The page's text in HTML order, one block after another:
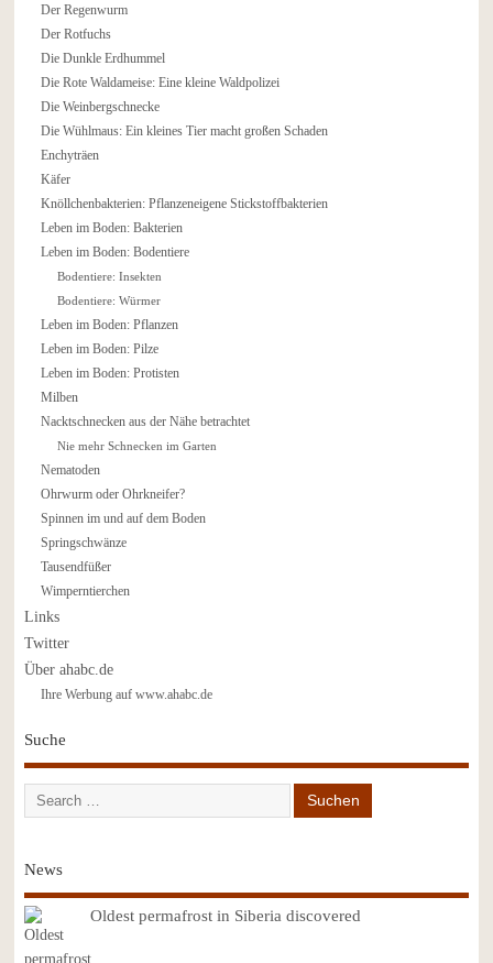
Der Regenwurm
Der Rotfuchs
Die Dunkle Erdhummel
Die Rote Waldameise: Eine kleine Waldpolizei
Die Weinbergschnecke
Die Wühlmaus: Ein kleines Tier macht großen Schaden
Enchyträen
Käfer
Knöllchenbakterien: Pflanzeneigene Stickstoffbakterien
Leben im Boden: Bakterien
Leben im Boden: Bodentiere
Bodentiere: Insekten
Bodentiere: Würmer
Leben im Boden: Pflanzen
Leben im Boden: Pilze
Leben im Boden: Protisten
Milben
Nacktschnecken aus der Nähe betrachtet
Nie mehr Schnecken im Garten
Nematoden
Ohrwurm oder Ohrkneifer?
Spinnen im und auf dem Boden
Springschwänze
Tausendfüßer
Wimperntierchen
Links
Twitter
Über ahabc.de
Ihre Werbung auf www.ahabc.de
Suche
News
Oldest permafrost in Siberia discovered